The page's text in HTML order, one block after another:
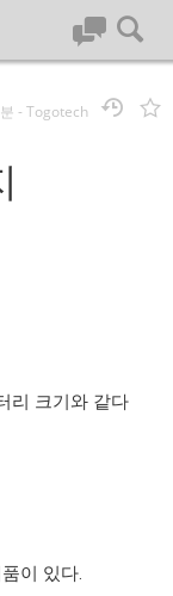
용인시 기흥구 흥덕1
리)
-Togotech
리 크기와 같다
이 있다.